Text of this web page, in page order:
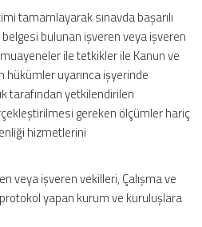
tamamlayarak sınavda başarılı
belgesi bulunan işveren veya işveren
ile tetkikler ile Kanun ve
uyarınca işyerinde
tarafından yetkilendirilen
gereken ölçümler hariç
hizmetlerini
veya işveren vekilleri, Çalışma ve
yapan kurum ve kuruluşlara